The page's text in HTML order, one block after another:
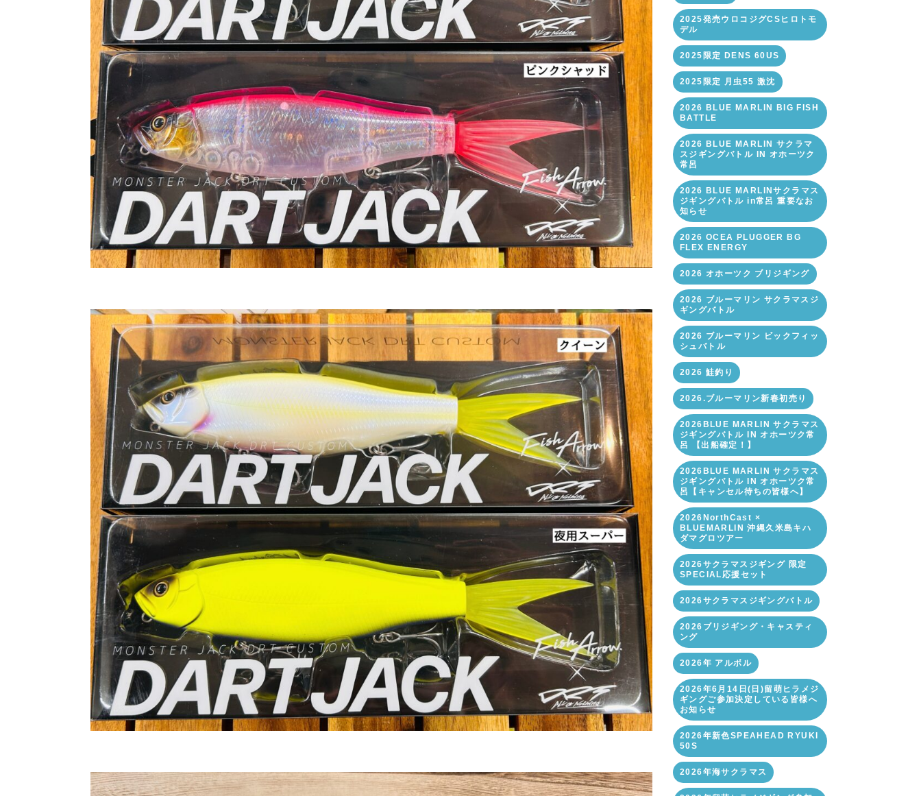
2025発売ウロコジグCSヒロトモ
デル
2025限定 DENS 60US
2025限定 月虫55 激沈
2026 BLUE MARLIN BIG FISH
BATTLE
2026 BLUE MARLIN サクラマ
スジギングバトル IN オホーツク
常呂
2026 BLUE MARLINサクラマス
ジギングバトル in常呂 重要なお
知らせ
2026 OCEA PLUGGER BG
FLEX ENERGY
2026 オホーツク ブリジギング
2026 ブルーマリン サクラマスジ
ギングバトル
2026 ブルーマリン ビックフィッ
シュバトル
2026 鮭釣り
2026.ブルーマリン新春初売り
2026BLUE MARLIN サクラマス
ジギングバトル IN オホーツク常
呂 【出船確定！】
2026BLUE MARLIN サクラマス
ジギングバトル IN オホーツク常
呂【キャンセル待ちの皆様へ】
2026NorthCast ×
BLUEMARLIN 沖縄久米島キハ
ダマグロツアー
2026サクラマスジギング 限定
SPECIAL応援セット
2026サクラマスジギングバトル
2026ブリジギング・キャスティ
ング
2026年 アルボル
2026年6月14日(日)留萌ヒラメジ
ギングご参加決定している皆様へ
お知らせ
2026年新色SPEAHEAD RYUKI
50S
2026年海サクラマス